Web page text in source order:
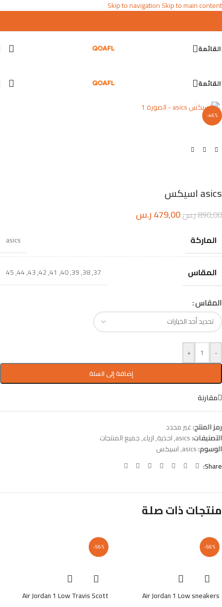
Skip to navigationSkip to main content
القائمة
القائمة
-46%
asics اسيكس
890,00ر.س479,00ر.س
الماركة asics
المقاس 37
,
38
,
39
,
40
,
41
,
42
,
43
,
44
,
45
المقاس
-
+
إضافة إلى السلة
مقارنة
رمز المنتج:غير محدد
التصنيفات:asics
,احذية,ازياء,جميع المنتجات
الوسوم:asics
,اسيكس
Share:
منتجات ذات صلة
-56%
Air Jordan 1 Low sneakers
-56%
Air Jordan 1 Low Travis Scott